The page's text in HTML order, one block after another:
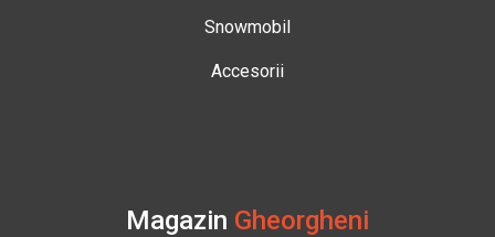
Snowmobil
Accesorii
Magazin Gheorgheni